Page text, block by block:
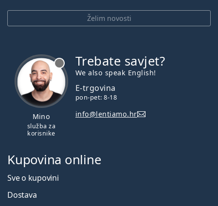
Želim novosti
Mino
služba za
korisnike
Trebate savjet?
We also speak English!
E-trgovina
pon-pet: 8-18
info@lentiamo.hr
Kupovina online
Sve o kupovini
Dostava